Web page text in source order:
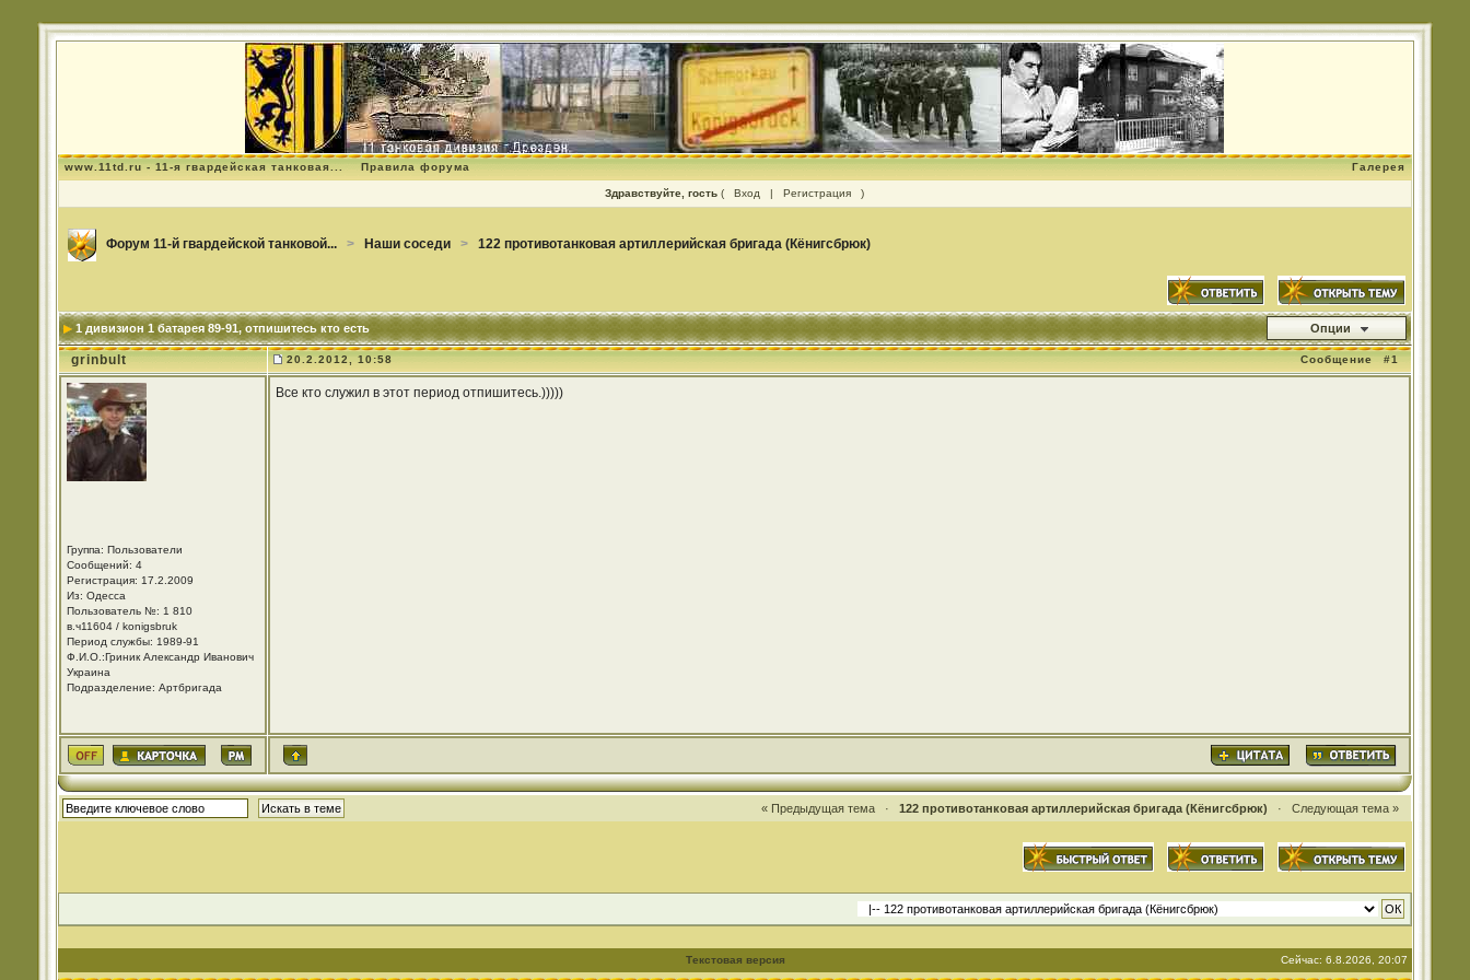
www.11td.ru - 11-я гвардейская танковая... Правила форума Галерея
Здравствуйте, гость ( Вход | Регистрация )
Форум 11-й гвардейской танковой... > Наши соседи > 122 противотанковая артиллерийская бригада (Кёнигсбрюк)
1 дивизион 1 батарея 89-91, отпишитесь кто есть Опции
grinbult 20.2.2012, 10:58 Сообщение #1
Группа: Пользователи
Сообщений: 4
Регистрация: 17.2.2009
Из: Одесса
Пользователь №: 1 810
в.ч11604 / konigsbruk
Период службы: 1989-91
Ф.И.О.:Гриник Александр Иванович
Украина
Подразделение: Артбригада
Все кто служил в этот период отпишитесь.)))))
« Предыдущая тема · 122 противотанковая артиллерийская бригада (Кёнигсбрюк) · Следующая тема »
Текстовая версия Сейчас: 6.8.2026, 20:07